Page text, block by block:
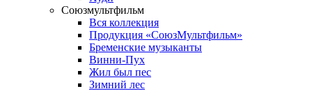
Союзмультфильм
Вся коллекция
Продукция «СоюзМультфильм»
Бременские музыканты
Винни-Пух
Жил был пес
Зимний лес